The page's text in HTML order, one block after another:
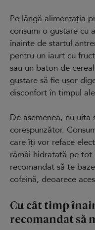
Pe lângă alimentația
consumi o gustare cu
înainte de startul
pentru un iaurt cu
sau un baton de
gustare să fie ușor
disconfort în timpul
De asemenea, nu
corespunzător.
care îți vor reface
rămâi hidratată pe tot
recomandat să te
cofeină, deoarece
Cu cât timp
recomandat să